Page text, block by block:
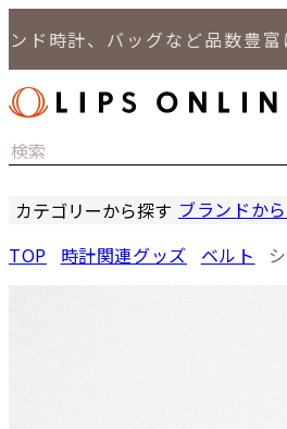
時計、バッグなど品数豊富に
カテゴリーから探す
バッグ
小物
ブランドか
TOP 時計関連グッズ ベルト